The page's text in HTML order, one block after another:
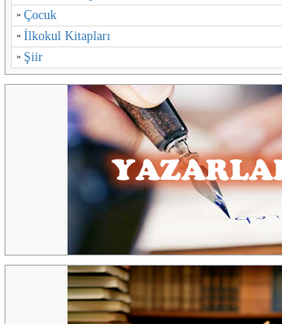
Çocuk
İlkokul Kitapları
Şiir